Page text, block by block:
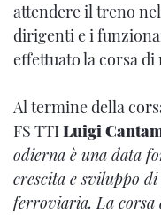
attendere il treno
dirigenti e i
effettuato la corsa
Al termine della
FS TTILuigi
odierna è una data
crescita e sviluppo
ferroviaria. La corsa